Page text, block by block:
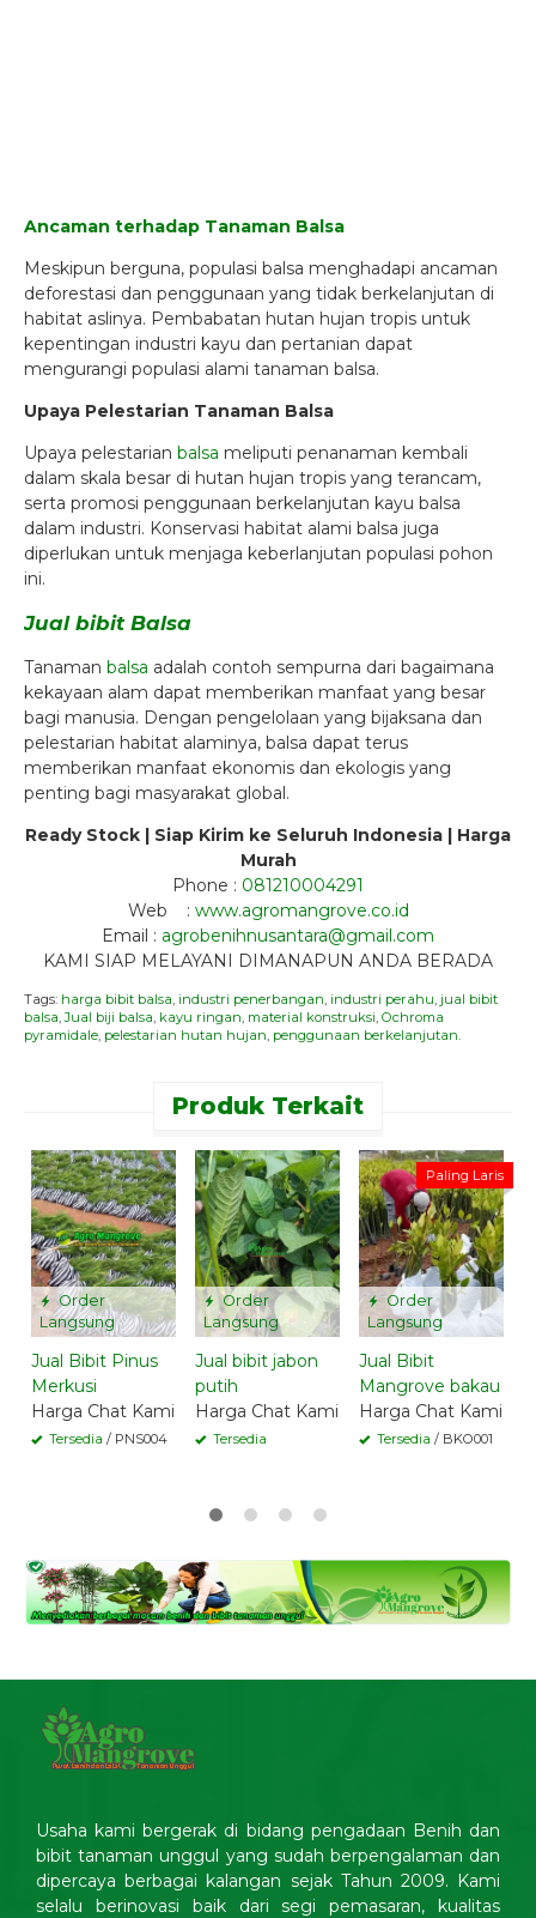
Ancaman terhadap Tanaman Balsa
Meskipun berguna, populasi balsa menghadapi ancaman
deforestasi dan penggunaan yang tidak berkelanjutan di
habitat aslinya. Pembabatan hutan hujan tropis untuk
kepentingan industri kayu dan pertanian dapat
mengurangi populasi alami tanaman balsa.
Upaya Pelestarian Tanaman Balsa
Upaya pelestarian balsa meliputi penanaman kembali
dalam skala besar di hutan hujan tropis yang terancam,
serta promosi penggunaan berkelanjutan kayu balsa
dalam industri. Konservasi habitat alami balsa juga
diperlukan untuk menjaga keberlanjutan populasi pohon
ini.
Jual bibit Balsa
Tanaman balsa adalah contoh sempurna dari bagaimana
kekayaan alam dapat memberikan manfaat yang besar
bagi manusia. Dengan pengelolaan yang bijaksana dan
pelestarian habitat alaminya, balsa dapat terus
memberikan manfaat ekonomis dan ekologis yang
penting bagi masyarakat global.
Ready Stock | Siap Kirim ke Seluruh Indonesia | Harga
Murah
Phone : 081210004291
Web : www.agromangrove.co.id
Email : agrobenihnusantara@gmail.com
KAMI SIAP MELAYANI DIMANAPUN ANDA BERADA
Tags: harga bibit balsa, industri penerbangan, industri perahu, jual bibit
balsa,Jual biji balsa, kayu ringan, material konstruksi, Ochroma
pyramidale, pelestarian hutan hujan, penggunaan berkelanjutan.
Produk Terkait
Order
Langsung
Jual Bibit Pinus
Merkusi
Harga Chat Kami
Tersedia / PNS004
Order
Langsung
Jual bibit jabon
putih
Harga Chat Kami
Tersedia
Order
Langsung
Paling Laris
Jual Bibit
Mangrove bakau
Harga Chat Kami
Tersedia / BKO001
Usaha kami bergerak di bidang pengadaan Benih dan
bibit tanaman unggul yang sudah berpengalaman dan
dipercaya berbagai kalangan sejak Tahun 2009. Kami
selalu berinovasi baik dari segi pemasaran, kualitas